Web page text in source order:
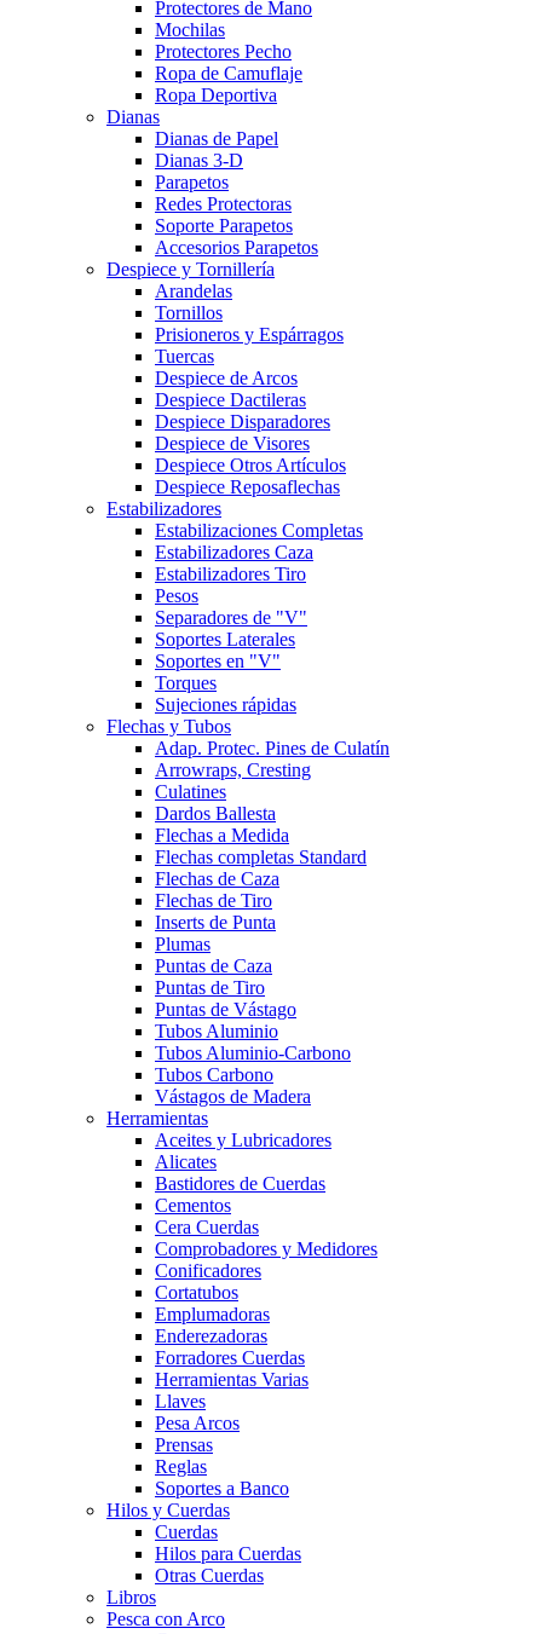
Protectores de Mano
Mochilas
Protectores Pecho
Ropa de Camuflaje
Ropa Deportiva
Dianas
Dianas de Papel
Dianas 3-D
Parapetos
Redes Protectoras
Soporte Parapetos
Accesorios Parapetos
Despiece y Tornillería
Arandelas
Tornillos
Prisioneros y Espárragos
Tuercas
Despiece de Arcos
Despiece Dactileras
Despiece Disparadores
Despiece de Visores
Despiece Otros Artículos
Despiece Reposaflechas
Estabilizadores
Estabilizaciones Completas
Estabilizadores Caza
Estabilizadores Tiro
Pesos
Separadores de "V"
Soportes Laterales
Soportes en "V"
Torques
Sujeciones rápidas
Flechas y Tubos
Adap. Protec. Pines de Culatín
Arrowraps, Cresting
Culatines
Dardos Ballesta
Flechas a Medida
Flechas completas Standard
Flechas de Caza
Flechas de Tiro
Inserts de Punta
Plumas
Puntas de Caza
Puntas de Tiro
Puntas de Vástago
Tubos Aluminio
Tubos Aluminio-Carbono
Tubos Carbono
Vástagos de Madera
Herramientas
Aceites y Lubricadores
Alicates
Bastidores de Cuerdas
Cementos
Cera Cuerdas
Comprobadores y Medidores
Conificadores
Cortatubos
Emplumadoras
Enderezadoras
Forradores Cuerdas
Herramientas Varias
Llaves
Pesa Arcos
Prensas
Reglas
Soportes a Banco
Hilos y Cuerdas
Cuerdas
Hilos para Cuerdas
Otras Cuerdas
Libros
Pesca con Arco